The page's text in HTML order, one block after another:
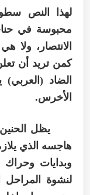
لهذا النص
محبوسة في
الانتصار، ولا
كمن تريد أن
الضاد
الأخرس.
يظل الحنين
هاجسه الذي
وبدايات
لنشوة المراحل